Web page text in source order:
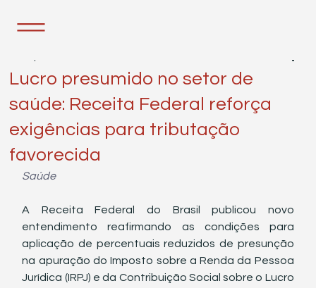
Lucro presumido no setor de
saúde: Receita Federal reforça
exigências para tributação
favorecida
Saúde
A Receita Federal do Brasil publicou novo
entendimento reafirmando as condições para
aplicação de percentuais reduzidos de presunção
na apuração do Imposto sobre a Renda da Pessoa
Jurídica (IRPJ) e da Contribuição Social sobre o Lucro